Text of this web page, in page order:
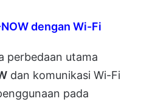
dengan Wi-Fi
perbedaan utama
dan komunikasi Wi-Fi
pada